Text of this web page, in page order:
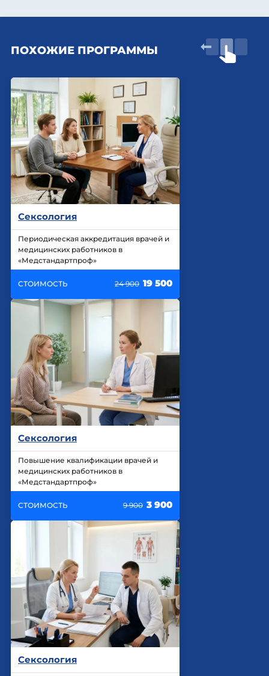
ПОХОЖИЕ ПРОГРАММЫ
Сексология
Периодическая аккредитация врачей и
медицинских работников в
«Медстандартпроф»
СТОИМОСТЬ 24 900 19 500
Сексология
Повышение квалификации врачей и
медицинских работников в
«Медстандартпроф»
СТОИМОСТЬ 9 900 3 900
Сексология